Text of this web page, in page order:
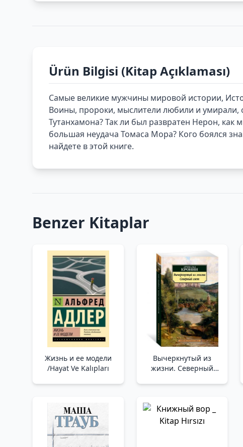
Ürün Bilgisi (Kitap Açıklaması)
Самые великие мужчины мировой истории,
Воины, пророки, мыслители любили и умирали,
Тутанхамона? Так ли был развратен Нерон,
большая неудача Томаса Мора? Кого боялся
найдете в этой книге.
Benzer Kitaplar
Жизнь и ее модели
/Hayat Ve Kalıpları
Вычеркнутый из
жизни. Северный